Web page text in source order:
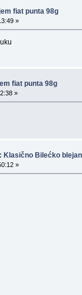
fiat punta 98g
»
fiat punta 98g
»
Klasično Bilećko
»